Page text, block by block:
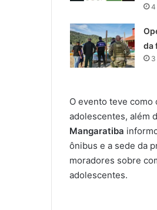
4
da
O evento teve
adolescentes, além
Mangaratiba
ônibus e a sede da
moradores sobre
adolescentes.